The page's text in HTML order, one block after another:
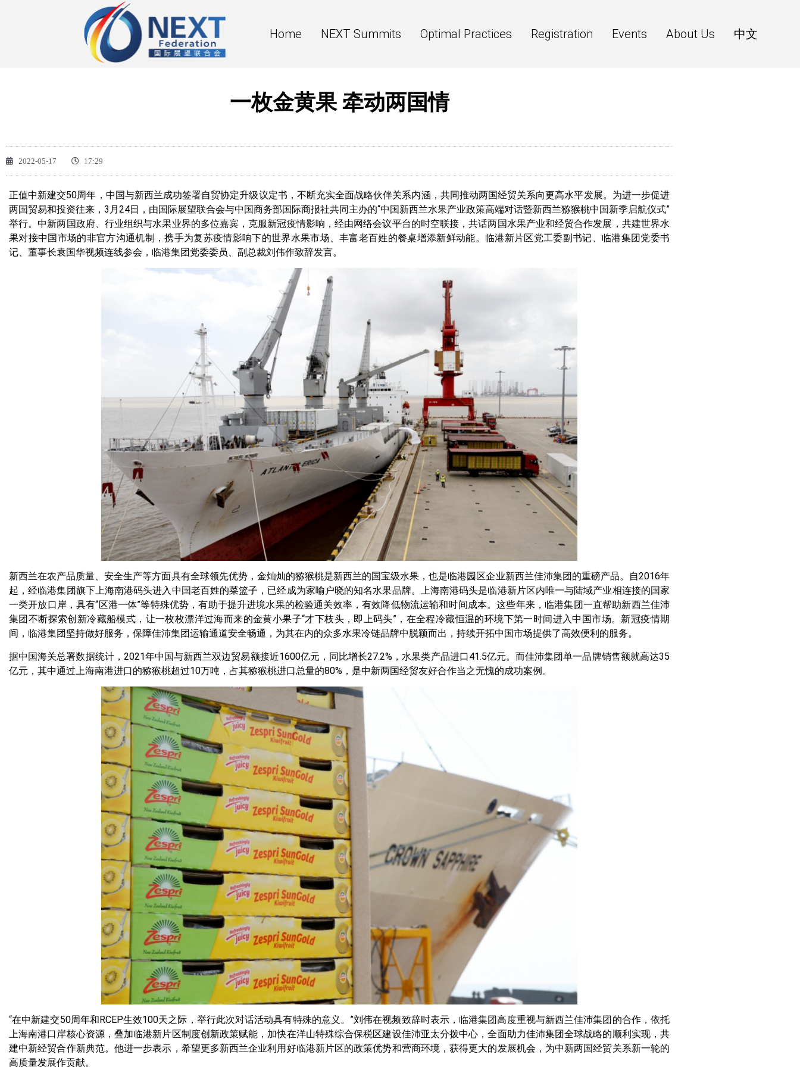
Home NEXT Summits Optimal Practices Registration Events About Us 中文
一枚金黄果 牵动两国情
2022-05-17 17:29
正值中新建交50周年，中国与新西兰成功签署自贸协定升级议定书，不断充实全面战略伙伴关系内涵，共同推动两国经贸关系向更高水平发展。为进一步促进
两国贸易和投资往来，3月24日，由国际展望联合会与中国商务部国际商报社共同主办的“中国新西兰水果产业政策高端对话暨新西兰猕猴桃中国新季启航仪式”
举行。中新两国政府、行业组织与水果业界的多位嘉宾，克服新冠疫情影响，经由网络会议平台的时空联接，共话两国水果产业和经贸合作发展，共建世界水
果对接中国市场的非官方沟通机制，携手为复苏疫情影响下的世界水果市场、丰富老百姓的餐桌增添新鲜动能。临港新片区党工委副书记、临港集团党委书
记、董事长袁国华视频连线参会，临港集团党委委员、副总裁刘伟作致辞发言。
新西兰在农产品质量、安全生产等方面具有全球领先优势，金灿灿的猕猴桃是新西兰的国宝级水果，也是临港园区企业新西兰佳沛集团的重磅产品。自2016年
起，经临港集团旗下上海南港码头进入中国老百姓的菜篮子，已经成为家喻户晓的知名水果品牌。上海南港码头是临港新片区内唯一与陆域产业相连接的国家
一类开放口岸，具有“区港一体”等特殊优势，有助于提升进境水果的检验通关效率，有效降低物流运输和时间成本。这些年来，临港集团一直帮助新西兰佳沛
集团不断探索创新冷藏船模式，让一枚枚漂洋过海而来的金黄小果子“才下枝头，即上码头”，在全程冷藏恒温的环境下第一时间进入中国市场。新冠疫情期
间，临港集团坚持做好服务，保障佳沛集团运输通道安全畅通，为其在内的众多水果冷链品牌中脱颖而出，持续开拓中国市场提供了高效便利的服务。
据中国海关总署数据统计，2021年中国与新西兰双边贸易额接近1600亿元，同比增长27.2%，水果类产品进口41.5亿元。而佳沛集团单一品牌销售额就高达35
亿元，其中通过上海南港进口的猕猴桃超过10万吨，占其猕猴桃进口总量的80%，是中新两国经贸友好合作当之无愧的成功案例。
“在中新建交50周年和RCEP生效100天之际，举行此次对话活动具有特殊的意义。”刘伟在视频致辞时表示，临港集团高度重视与新西兰佳沛集团的合作，依托
上海南港口岸核心资源，叠加临港新片区制度创新政策赋能，加快在洋山特殊综合保税区建设佳沛亚太分拨中心，全面助力佳沛集团全球战略的顺利实现，共
建中新经贸合作新典范。他进一步表示，希望更多新西兰企业利用好临港新片区的政策优势和营商环境，获得更大的发展机会，为中新两国经贸关系新一轮的
高质量发展作贡献。